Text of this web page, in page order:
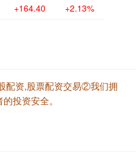
+164.40 +2.13%
配资,股票配资交易②我们拥
投资安全。